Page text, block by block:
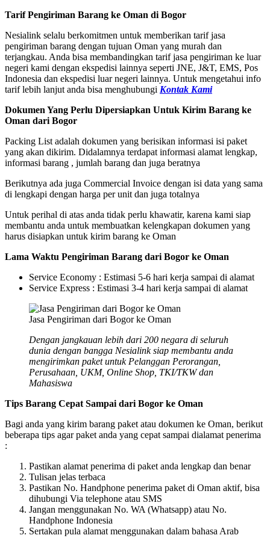
Tarif Pengiriman Barang ke Oman di Bogor
Nesialink selalu berkomitmen untuk memberikan tarif jasa
pengiriman barang dengan tujuan Oman yang murah dan
terjangkau. Anda bisa membandingkan tarif jasa pengiriman ke luar
negeri kami dengan ekspedisi lainnya seperti JNE, J&T, EMS, Pos
Indonesia dan ekspedisi luar negeri lainnya. Untuk mengetahui info
tarif lebih lanjut anda bisa menghubungi Kontak Kami
Dokumen Yang Perlu Dipersiapkan Untuk Kirim Barang ke
Oman dari Bogor
Packing List adalah dokumen yang berisikan informasi isi paket
yang akan dikirim. Didalamnya terdapat informasi alamat lengkap,
informasi barang , jumlah barang dan juga beratnya
Berikutnya ada juga Commercial Invoice dengan isi data yang sama
di lengkapi dengan harga per unit dan juga totalnya
Untuk perihal di atas anda tidak perlu khawatir, karena kami siap
membantu anda untuk membuatkan kelengkapan dokumen yang
harus disiapkan untuk kirim barang ke Oman
Lama Waktu Pengiriman Barang dari Bogor ke Oman
Service Economy : Estimasi 5-6 hari kerja sampai di alamat
Service Express : Estimasi 3-4 hari kerja sampai di alamat
Jasa Pengiriman dari Bogor ke Oman
Dengan jangkauan lebih dari 200 negara di seluruh
dunia dengan bangga Nesialink siap membantu anda
mengirimkan paket untuk Pelanggan Perorangan,
Perusahaan, UKM, Online Shop, TKI/TKW dan
Mahasiswa
Tips Barang Cepat Sampai dari Bogor ke Oman
Bagi anda yang kirim barang paket atau dokumen ke Oman, berikut
beberapa tips agar paket anda yang cepat sampai dialamat penerima
:
Pastikan alamat penerima di paket anda lengkap dan benar
Tulisan jelas terbaca
Pastikan No. Handphone penerima paket di Oman aktif, bisa
dihubungi Via telephone atau SMS
Jangan menggunakan No. WA (Whatsapp) atau No.
Handphone Indonesia
Sertakan pula alamat menggunakan dalam bahasa Arab